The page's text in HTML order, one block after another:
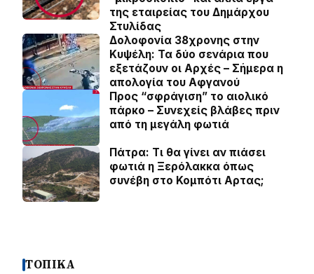
της εταιρείας του Δημάρχου
Στυλίδας
Δολοφονία 38χρονης στην
Κυψέλη: Τα δύο σενάρια που
εξετάζουν οι Αρχές – Σήμερα η
απολογία του Αφγανού
Προς “σφράγιση” το αιολικό
πάρκο – Συνεχείς βλάβες πριν
από τη μεγάλη φωτιά
Πάτρα: Τι θα γίνει αν πιάσει
φωτιά η Ξερόλακκα όπως
συνέβη στο Κομπότι Αρτας;
ΤΟΠΙΚΑ